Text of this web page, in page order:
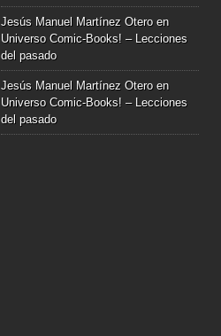
Jesús Manuel Martínez Oteroen
Universo Comic-Books! – Lecciones
del pasado
Jesús Manuel Martínez Oteroen
Universo Comic-Books! – Lecciones
del pasado